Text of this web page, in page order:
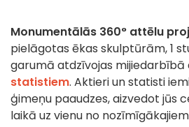
Monumentālās 360° attēlu
pielāgotas ēkas skulptūrām, 1
garumā atdzīvojas mijiedarbībā
statistiem. Aktieri un statisti
ģimeņu paaudzes, aizvedot jūs
laikā uz vienu no